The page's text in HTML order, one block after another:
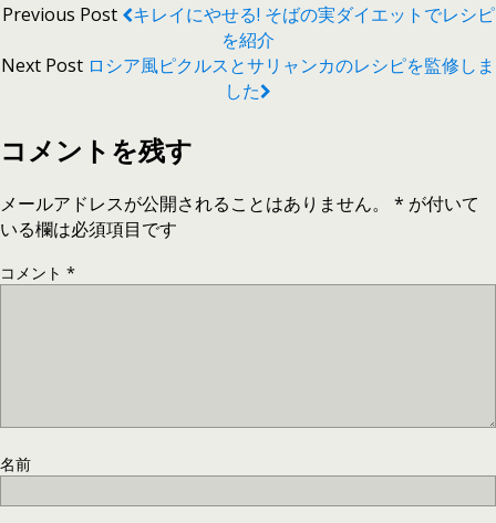
Previous Post
キレイにやせる! そばの実ダイエットでレシピ
を紹介
Next Post ロシア風ピクルスとサリャンカのレシピを監修しま
した
コメントを残す
メールアドレスが公開されることはありません。 * が付いて
いる欄は必須項目です
コメント *
名前